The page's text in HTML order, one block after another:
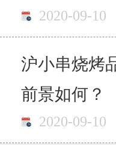
2020-09-10
沪小串烧烤
前景如何？
2020-09-10